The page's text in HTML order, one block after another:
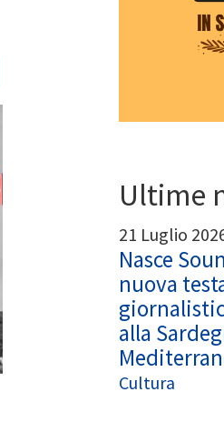
Ultime
21 Luglio
Nasce
nuova
alla
Cultura